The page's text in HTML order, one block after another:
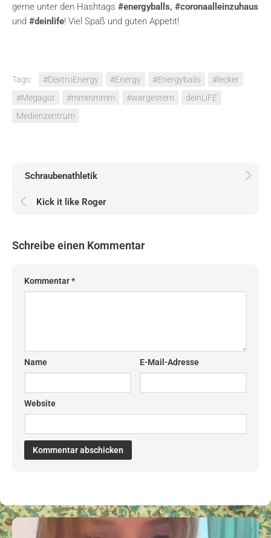
gerne unter den Hashtags #energyballs, #coronaalleinzuhaus
und #deinlife! Viel Spaß und guten Appetit!
Tags: #DextroEnergy #Energy #Energyballs
#lecker
#Megagut
#mmmmmm #wargestern
deinLiFE
Medienzentrum
Schraubenathletik
Kick it like Roger
Schreibe einen Kommentar
Kommentar*
Name E-Mail-Adresse
Website